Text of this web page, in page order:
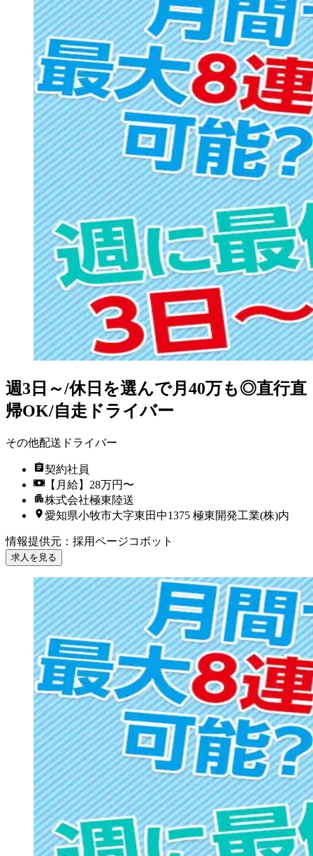
週3日～/休日を選んで月40万も◎直行直
帰OK/自走ドライバー
その他配送ドライバー
契約社員
【月給】28万円〜
株式会社極東陸送
愛知県小牧市大字東田中1375 極東開発工業(株)内
情報提供元 ： 採用ページコボット
求人を見る